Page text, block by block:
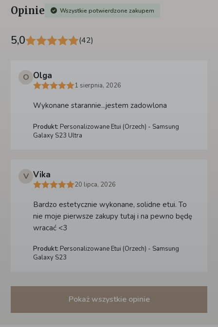
Opinie Wszystkie potwierdzone zakupem
5,0 (42)
O Olga
1 sierpnia, 2026
Wykonane starannie...jestem zadowlona
Produkt: Personalizowane Etui (Orzech) - Samsung
Galaxy S23 Ultra
V Vika
20 lipca, 2026
Bardzo estetycznie wykonane, solidne etui. To
nie moje pierwsze zakupy tutaj i na pewno będę
wracać <3
Produkt: Personalizowane Etui (Orzech) - Samsung
Galaxy S23
Pokaż wszystkie opinie